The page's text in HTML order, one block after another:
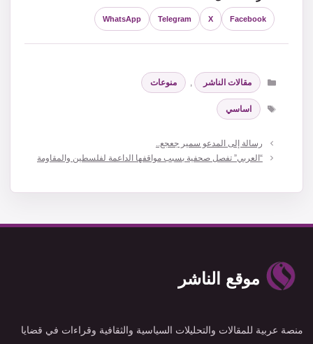
Facebook
X
Telegram
WhatsApp
التصنيفات
مقالات الناشر ,
منوعات
الوسوم
اساسي
رسالة إلى المدعو سمير جعجع..
“العربي” تفصل صحفية بسبب مواقفها الداعمة لفلسطين والمقاومة
موقع الناشر
منصة عربية للمقالات والتحليلات السياسية والثقافية وقراءات في قضايا